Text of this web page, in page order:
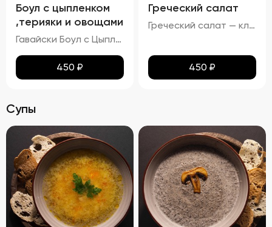
Боул с цыпленком
,терияки и овощами
Гавайски Боул с Цыпленком от Бренд Шефа
450 ₽
Греческий салат
Греческий салат — классика средиземноморской кухни, олицетворяющий солнце Греции и щедрость природы. Этот салат привлекает своей простотой и ярким вкусом, идеально гармонируя с любыми блюдами. Его насыщенный аромат свежих овощей, насыщенный вкус сыра Фета и приятное послевкусие черных маслин создадут атмосферу уютного отдыха на берегу моря.
450 ₽
Супы